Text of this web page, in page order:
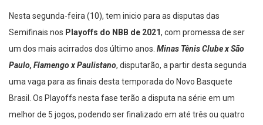
Nesta segunda-feira (10), tem inicio para as disputas das
Semifinais nos Playoffs do NBB de 2021, com promessa de ser
um dos mais acirrados dos último anos. Minas Tênis Clube x São
Paulo, Flamengo x Paulistano, disputarão, a partir desta segunda
uma vaga para as finais desta temporada do Novo Basquete
Brasil. Os Playoffs nesta fase terão a disputa na série em um
melhor de 5 jogos, podendo ser finalizado em até três ou quatro